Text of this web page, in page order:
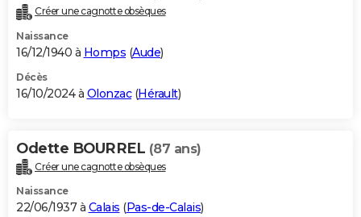
Créer une cagnotte obsèques
Naissance
16/12/1940 à Homps (Aude)
Décès
16/10/2024 à Olonzac(Hérault)
Odette BOURREL (87 ans)
Créer une cagnotte obsèques
Naissance
22/06/1937 à Calais (Pas-de-Calais)